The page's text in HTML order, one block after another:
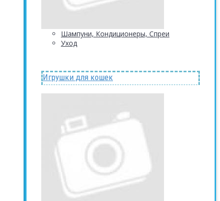
Шампуни, Кондиционеры, Спреи
Уход
Игрушки для кошек